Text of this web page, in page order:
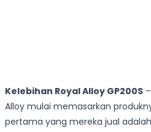
Kelebihan Royal Alloy GP200S
Alloy mulai memasarkan
pertama yang mereka jual adalah